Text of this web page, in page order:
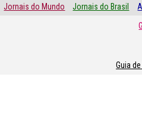
Jornais do Mundo Jornais do Brasil
Guia